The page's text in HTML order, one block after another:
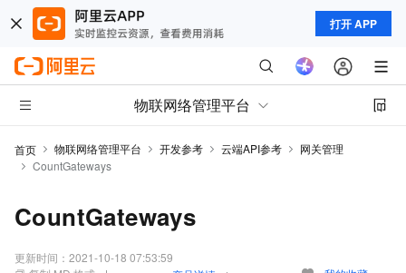
打开 APP
物联网络管理平台
首页 物联网络管理平台 开发参考 云端API参考
网关管理
CountGateways
CountGateways
更新时间： 2021-10-18 07:53:59